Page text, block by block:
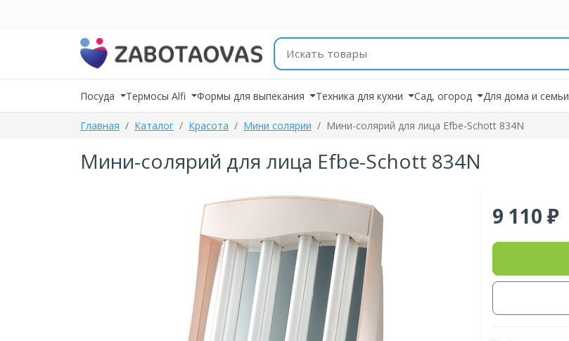
Поиск товаров
Посуда Термосы Alfi Формы для выпекания Техника для кухни Сад, огород Для дома и семьи
Главная Каталог Красота Мини солярии Мини-солярий для лица Efbe-Schott 834N
Мини-солярий для лица Efbe-Schott 834N
9 110